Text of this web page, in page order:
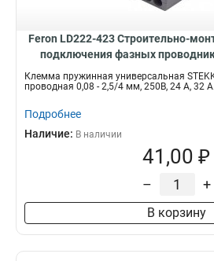
Feron LD222-423 Cтроительно-
подключения фазных
Клемма пружинная универсальная
проводная 0,08 - 2,5/4 мм, 250В, 24 A, 32
Подробнее
Наличие: В наличии
41,00 ₽
– +
В корзину